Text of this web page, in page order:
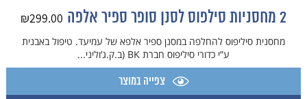
2 מחסניות סילפוס לסנן סופר ספיר אלפה ₪299.00
מחסנית סיליפוס להחלפה במסנן ספיר אלפא של עמיעד. טיפול באבנית
ע”י כדורי סיליפוס חברת BK (ב.ק.ג’וליני...
צפייה במוצר